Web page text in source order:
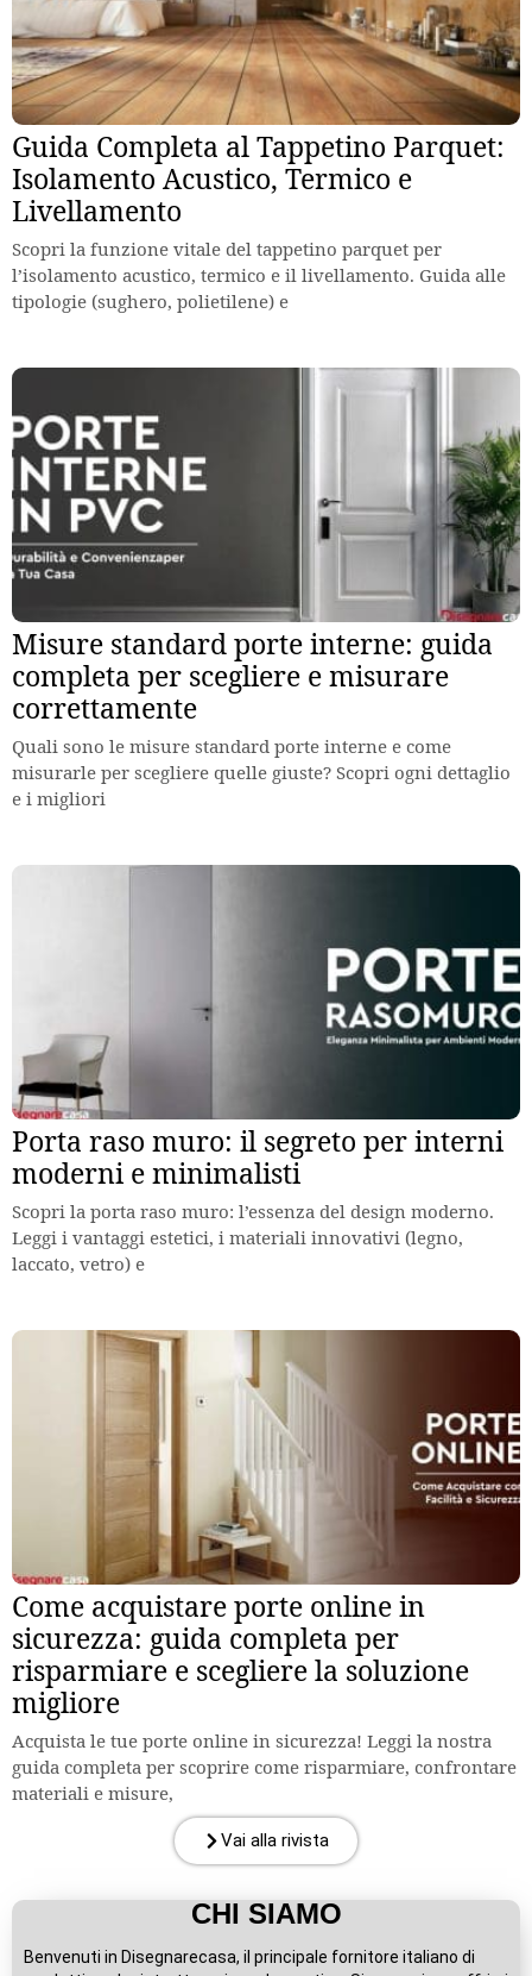
Guida Completa al Tappetino Parquet:
Isolamento Acustico, Termico e
Livellamento
Scopri la funzione vitale del tappetino parquet per
l’isolamento acustico, termico e il livellamento. Guida alle
tipologie (sughero, polietilene) e
Misure standard porte interne: guida
completa per scegliere e misurare
correttamente
Quali sono le misure standard porte interne e come
misurarle per scegliere quelle giuste? Scopri ogni dettaglio
e i migliori
Porta raso muro: il segreto per interni
moderni e minimalisti
Scopri la porta raso muro: l’essenza del design moderno.
Leggi i vantaggi estetici, i materiali innovativi (legno,
laccato, vetro) e
Come acquistare porte online in
sicurezza: guida completa per
risparmiare e scegliere la soluzione
migliore
Acquista le tue porte online in sicurezza! Leggi la nostra
guida completa per scoprire come risparmiare, confrontare
materiali e misure,
Vai alla rivista
CHI SIAMO
Benvenuti in Disegnarecasa, il principale fornitore italiano di